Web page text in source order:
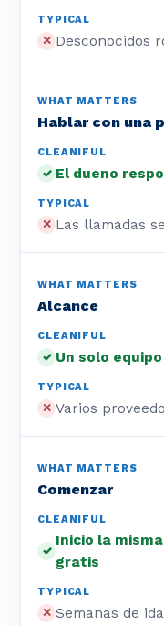
✕ Desconocidos
Hablar con una
✓ El dueno
✕ Las llamadas
Alcance
✓ Un solo
✕ Varios
Comenzar
✓
Inicio la
gratis
✕ Semanas de